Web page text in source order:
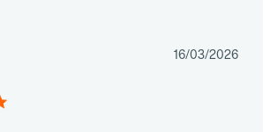
16/03/2026